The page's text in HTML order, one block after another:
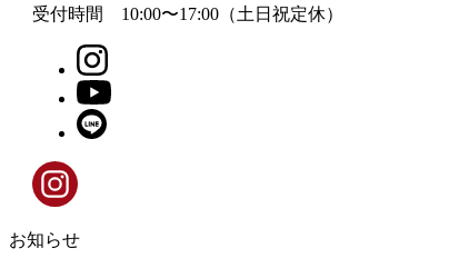
受付時間 10:00〜17:00 （土日祝定休）
お知らせ